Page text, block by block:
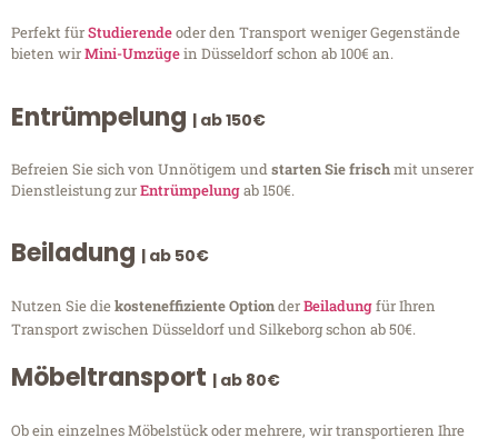
Perfekt fürStudierendeoder den Transport weniger Gegenstände
bieten wirMini-Umzügein Düsseldorf schon ab 100€ an.
Entrümpelung | ab 150€
Befreien Sie sich von Unnötigem undstarten Sie frischmit unserer
Dienstleistung zurEntrümpelungab 150€.
Beiladung | ab 50€
Nutzen Sie diekosteneffiziente OptionderBeiladungfür Ihren
Transport zwischen Düsseldorf und Silkeborg schon ab 50€.
Möbeltransport | ab 80€
Ob ein einzelnes Möbelstück oder mehrere, wir transportieren Ihre